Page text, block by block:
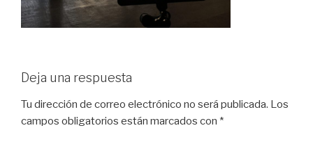
Deja una respuesta
Tu dirección de correo electrónico no será publicada. Los
campos obligatorios están marcados con *